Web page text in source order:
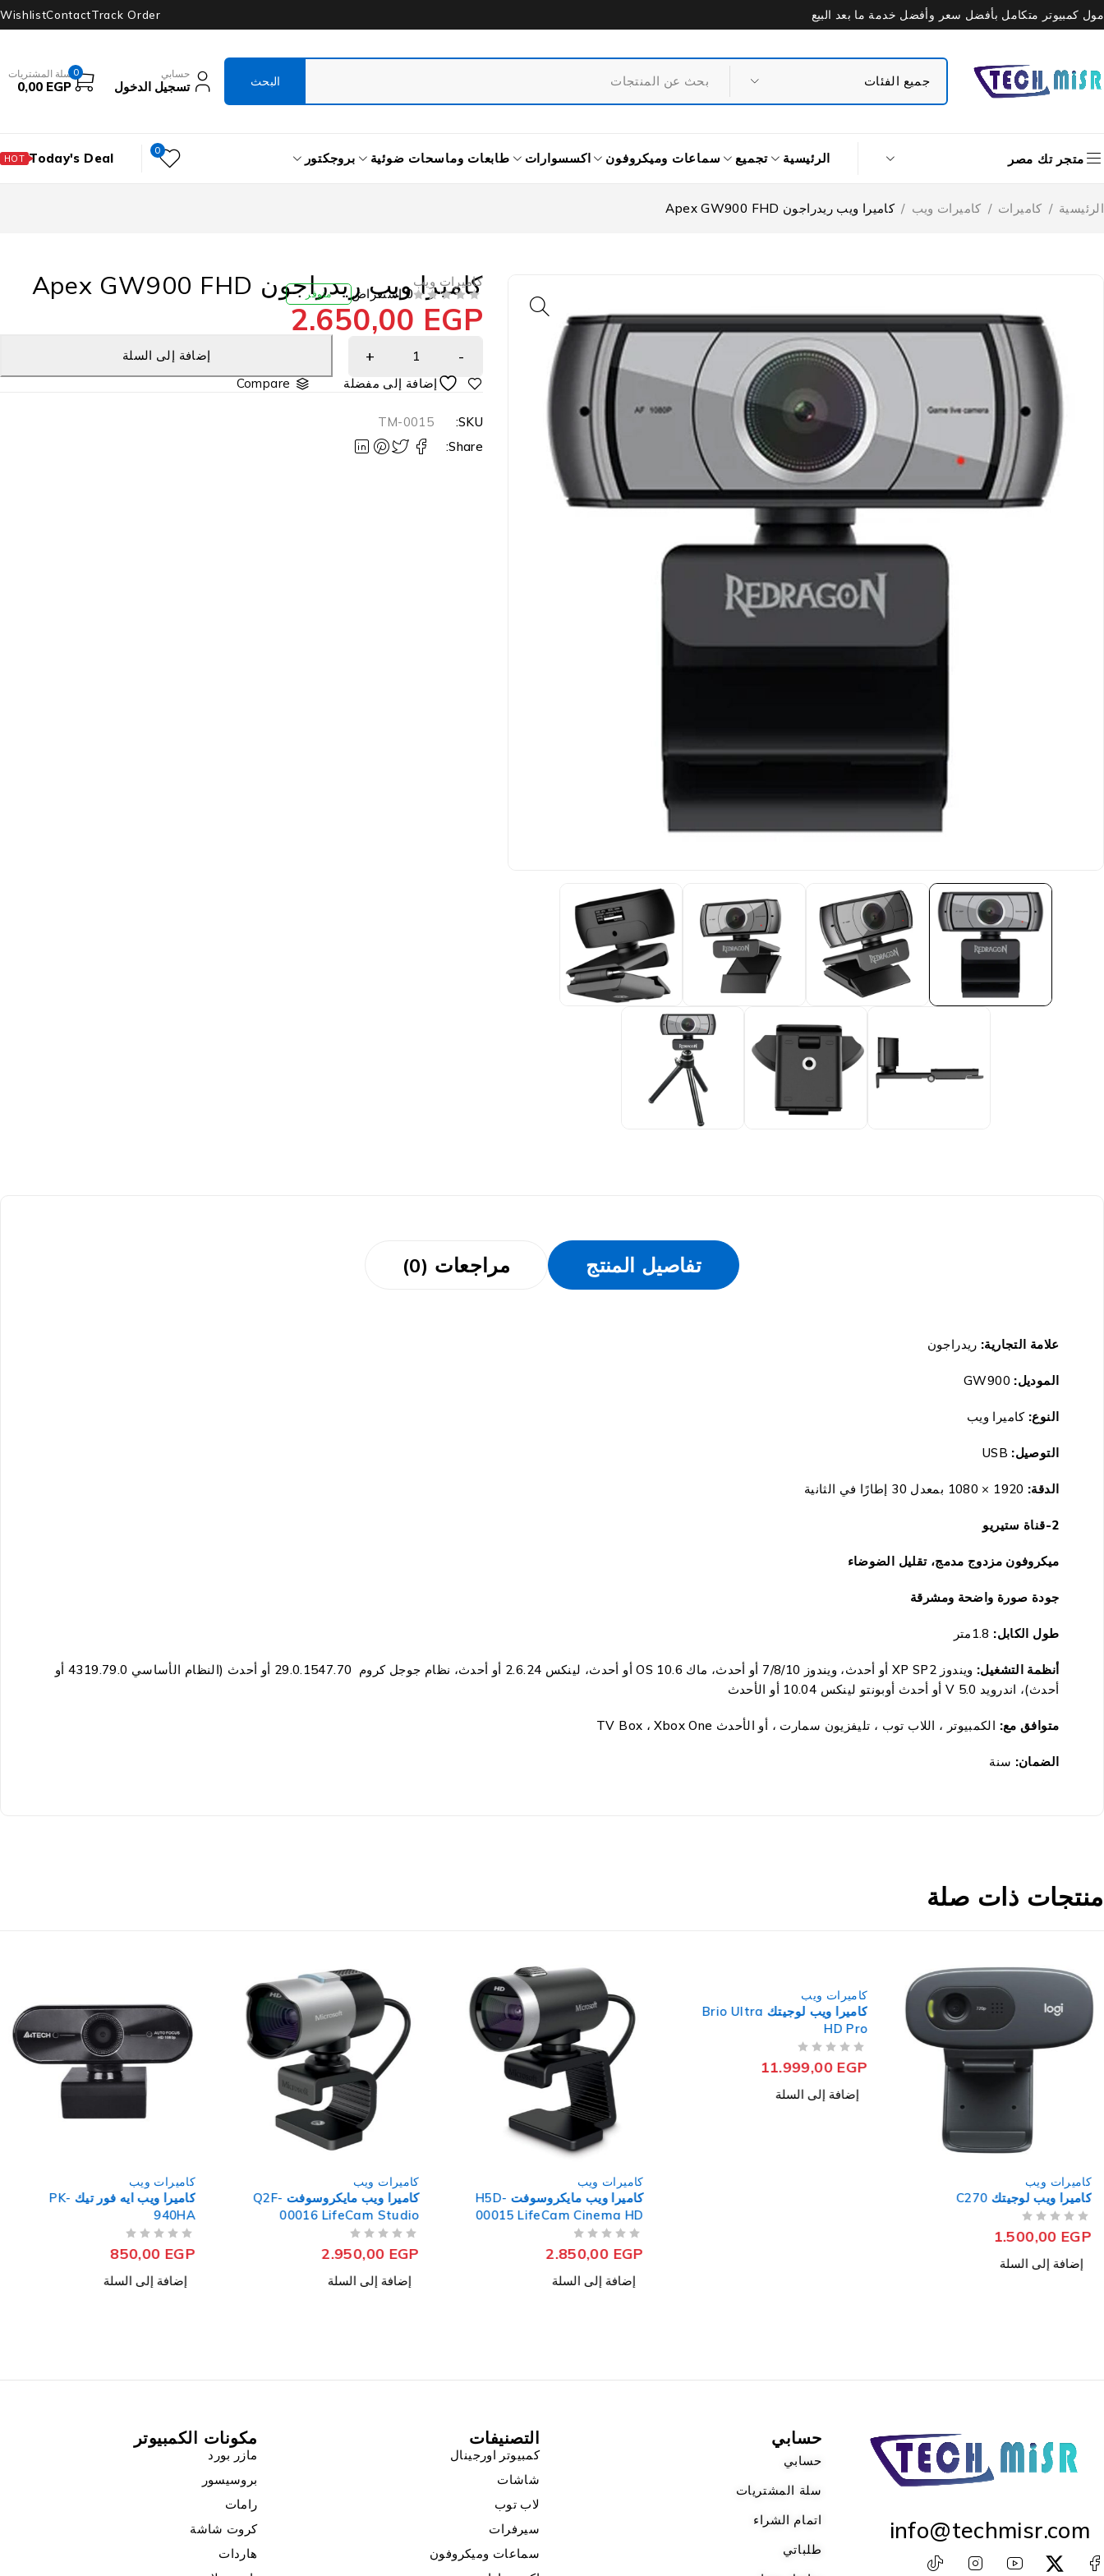
مول كمبيوتر متكامل بأفضل سعر وأفضل خدمة ما بعد البيع Track Order
Contact
Wishlist
حسابي
تسجيل الدخول
0 سلة المشتريات
0,00 EGP
متجر تك مصر الرئيسية تجميع سماعات وميكروفون اكسسوارات طابعات وماسحات ضوئية بروجكتور 0
Today's Deal
HOT
الرئيسية / كاميرات / كاميرات ويب / كاميرا ويب ريدراجون Apex GW900 FHD
كاميرات ويب
كاميرا ويب ريدراجون Apex GW900 FHD
0 استعراض متوفر
2.650,00 EGP
إضافة إلى السلة
Compare
SKU:
TM-0015
Share:
تفاصيل المنتج مراجعات (0)
علامة التجارية: ريدراجون
الموديل:
النوع: كاميرا ويب
التوصيل:
الدقة: 1920 × 1080 بمعدل 30 إطارًا في الثانية
2-قناة ستيريو
ميكروفون مزدوج مدمج، تقليل الضوضاء
جودة صورة واضحة ومشرقة
طول الكابل: 1.8متر
أنظمة التشغيل:
ويندوز XP SP2 أو أحدث، ويندوز 7/8/10 أو أحدث، ماك OS 10.6 أو أحدث، لينكس 2.6.24 أو أحدث، نظام جوجل كروم 29.0.1547.70 أو أحدث (النظام الأساسي 4319.79.0 أو
أحدث)، اندرويد V 5.0 أو أحدث أوبونتو لينكس 10.04 أو الأحدث
متوافق مع: الكمبيوتر ، اللاب توب ، تليفزيون سمارت ، أو الأحدث TV Box ، Xbox One
الضمان: سنة
منتجات ذات صلة
كاميرات ويب
كاميرا ويب لوجيتك C270
1.500,00 EGP
إضافة إلى السلة
كاميرات ويب
كاميرا ويب لوجيتك Brio Ultra
HD Pro
11.999,00EGP
إضافة إلى السلة
كاميرات ويب
كاميرا ويب مايكروسوفت H5D-
00015 LifeCam Cinema HD
2.850,00 EGP
إضافة إلى السلة
كاميرات ويب
كاميرا ويب مايكروسوفت Q2F-
00016 LifeCam Studio
2.950,00 EGP
إضافة إلى السلة
كاميرات ويب
كاميرا ويب ايه فور تيك PK-
940HA
850,00 EGP
إضافة إلى السلة
info@techmisr.com
حسابي
حسابي
سلة المشتريات
اتمام الشراء
طلباتي
التصنيفات
كمبيوتر اورجينال
شاشات
لاب توب
سيرفرات
سماعات وميكروفون
مكونات الكمبيوتر
مازر بورد
بروسيسور
رامات
كروت شاشة
هاردات